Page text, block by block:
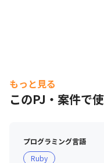
エンドユーザーと近い距
もっと見る
このPJ・案件で
プログラミング言語
Ruby